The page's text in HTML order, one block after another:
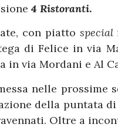
4 Ristoranti.
con piatto special
di Felice in via
in via Mordani e Al
nelle prossime
della puntata
Oltre a